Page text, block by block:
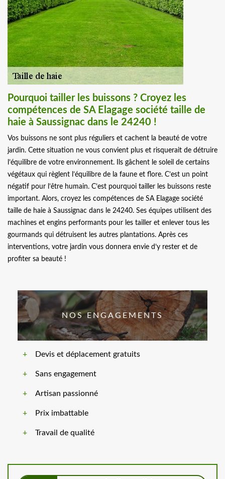
Pourquoi tailler les buissons ? Croyez les
compétences de SA Elagage société taille de
haie à Saussignac dans le 24240 !
Vos buissons ne sont plus réguliers et cachent la beauté de votre
jardin. Cette situation ne vous convient plus et risquerait de détruire
l’équilibre de votre environnement. Ils gâchent le soleil de certains
végétaux qui règlent l’équilibre de la faune et flore. C’est un point
négatif pour l’être humain. C’est pourquoi tailler les buissons reste
important. Alors, croyez les compétences de SA Elagage société
taille de haie à Saussignac dans le 24240. Ses équipes utilisent des
machines et engins performants pour les tailler et enlever tous les
gourmands qui détruisent les autres plantations. Après ces
interventions, votre jardin vous donnera envie d’y rester et de
profiter sa beauté !
NOS ENGAGEMENTS
Devis et déplacement gratuits
Sans engagement
Artisan passionné
Prix imbattable
Travail de qualité